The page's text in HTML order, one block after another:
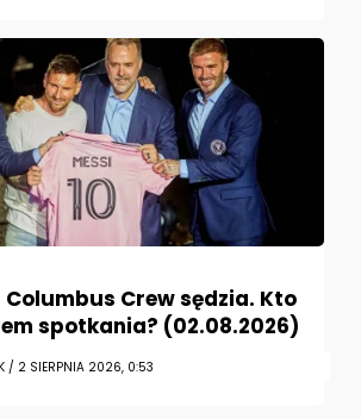
Crew sędzia. Kto
spotkania? (02.08.2026)
/ 2 SIERPNIA 2026, 0:53